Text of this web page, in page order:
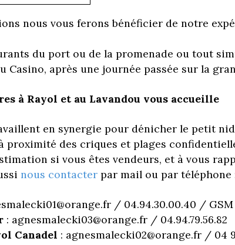
nous vous ferons bénéficier de notre
du port ou de la promenade ou tout
après une journée passée sur la
à Rayol et au Lavandou vous accueille
en synergie pour dénicher le petit
des criques et plages
si vous êtes vendeurs, et à vous
nous contacter par mail ou par téléphone
/ 04.94.30.00.40 / GSM
: agnesmalecki03@orange.fr / 04.94.79.56.82
Canadel : agnesmalecki02@orange.fr / 04